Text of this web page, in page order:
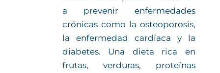
a prevenir enfermedades
crónicas como la osteoporosis,
la enfermedad cardíaca y la
diabetes. Una dieta rica en
frutas, verduras, proteínas